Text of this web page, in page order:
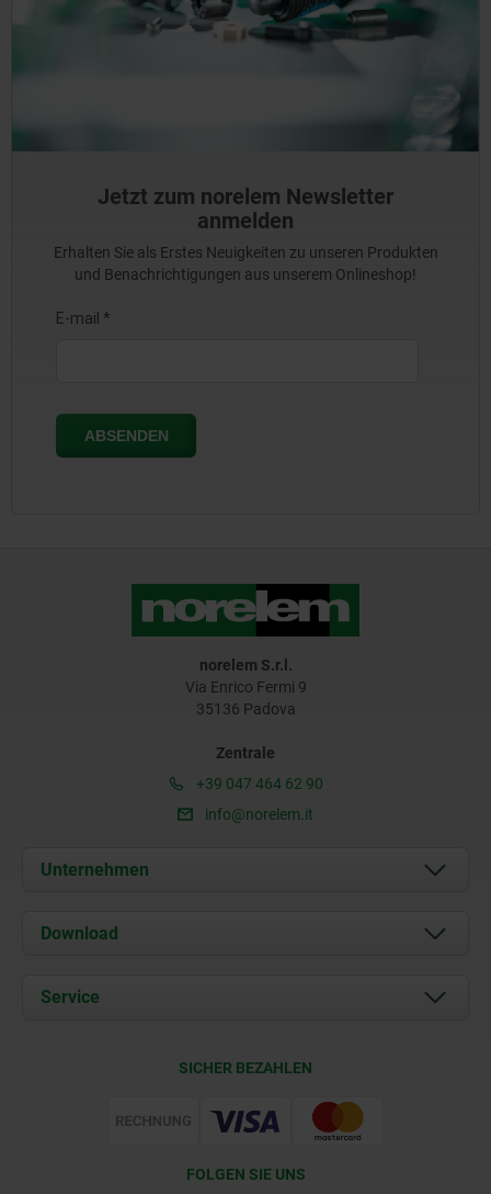
Jetzt zum norelem Newsletter
anmelden
Erhalten Sie als Erstes Neuigkeiten zu unseren Produkten
und Benachrichtigungen aus unserem Onlineshop!
norelem S.r.l.
Via Enrico Fermi 9
35136 Padova
Zentrale
+39 047 464 62 90
info@norelem.it
Unternehmen
Über uns
Kontakt
Download
Dokumente
Service
SICHER BEZAHLEN
FOLGEN SIE UNS